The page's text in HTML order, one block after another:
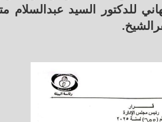
للدكتور السيد عبدالسلام